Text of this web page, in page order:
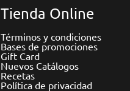
Tienda Online
Términos y condiciones
Bases de promociones
Gift Card
Nuevos Catálogos
Recetas
Política de privacidad